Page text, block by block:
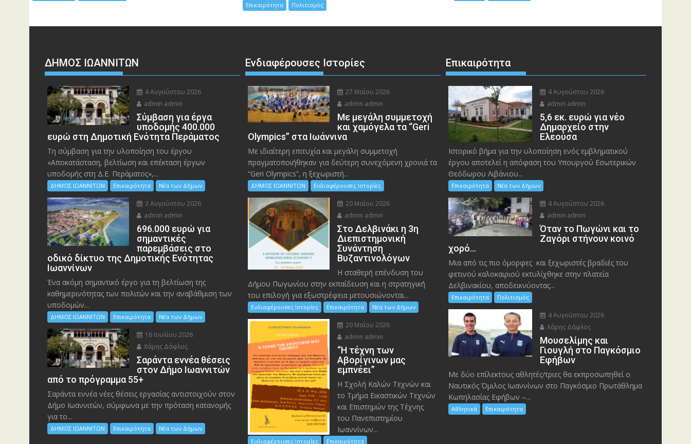
Επικαιρότητα Πολιτισμός
ΔΗΜΟΣ ΙΩΑΝΝΙΤΩΝ
4 Αυγούστου 2026
admin admin
Σύμβαση για έργα
υποδομής 400.000
ευρώ στη Δημοτική Ενότητα Περάματος
Τη σύμβαση για την υλοποίηση του έργου
«Αποκατάσταση, βελτίωση και επέκταση έργων
υποδομής στη Δ.Ε. Περάματος»,...
ΔΗΜΟΣ ΙΩΑΝΝΙΤΩΝ Επικαιρότητα Νέα των Δήμων
3 Αυγούστου 2026
admin admin
696.000 ευρώ για
σημαντικές
παρεμβάσεις στο
οδικό δίκτυο της Δημοτικής Ενότητας
Ιωαννίνων
Ένα ακόμη σημαντικό έργο για τη βελτίωση της
καθημερινότητας των πολιτών και την αναβάθμιση των
υποδομών...
ΔΗΜΟΣ ΙΩΑΝΝΙΤΩΝ Επικαιρότητα Νέα των Δήμων
16 Ιουλίου 2026
Χάρης Δάφλος
Σαράντα εννέα θέσεις
στον Δήμο Ιωαννιτών
από το πρόγραμμα 55+
Σαράντα εννέα νέες θέσεις εργασίας αντιστοιχούν στον
Δήμο Ιωαννιτών, σύμφωνα με την πρόταση κατανομής
για το...
ΔΗΜΟΣ ΙΩΑΝΝΙΤΩΝ Επικαιρότητα Νέα των Δήμων
Ενδιαφέρουσες Ιστορίες
27 Μαΐου 2026
admin admin
Με μεγάλη συμμετοχή
και χαμόγελα τα “Geri
Olympics” στα Ιωάννινα
Με ιδιαίτερη επιτυχία και μεγάλη συμμετοχή
πραγματοποιήθηκαν για δεύτερη συνεχόμενη χρονιά τα
“Geri Olympics”, η ξεχωριστή...
ΔΗΜΟΣ ΙΩΑΝΝΙΤΩΝ Ενδιαφέρουσες Ιστορίες
20 Μαΐου 2026
admin admin
Στο Δελβινάκι η 3η
Διεπιστημονική
Συνάντηση
Βυζαντινολόγων
Η σταθερή επένδυση του
Δήμου Πωγωνίου στην εκπαίδευση και η στρατηγική
του επιλογή για εξωστρέφεια μετουσιώνονται...
Ενδιαφέρουσες Ιστορίες Επικαιρότητα Νέα των Δήμων
20 Μαΐου 2026
admin admin
“Η τέχνη των
Αβορίγινων μας
εμπνέει”
Η Σχολή Καλών Τεχνών και
το Τμήμα Εικαστικών Τεχνών
και Επιστημών της Τέχνης
του Πανεπιστημίου
Ιωαννίνων...
Ενδιαφέρουσες Ιστορίες Επικαιρότητα
Επικαιρότητα
4 Αυγούστου 2026
admin admin
5,6 εκ. ευρώ για νέο
Δημαρχείο στην
Ελεούσα
Ιστορικό βήμα για την υλοποίηση ενός εμβληματικού
έργου αποτελεί η απόφαση του Υπουργού Εσωτερικών
Θεόδωρου Λιβάνιου...
Επικαιρότητα Νέα των Δήμων
4 Αυγούστου 2026
admin admin
Όταν το Πωγώνι και το
Ζαγόρι στήνουν κοινό
χορό…
Μια από τις πιο όμορφες και ξεχωριστές βραδιές του
φετινού καλοκαιριού εκτυλίχθηκε στην πλατεία
Δελβινακίου, αποδεικνύοντας...
Επικαιρότητα Πολιτισμός
4 Αυγούστου 2026
Χάρης Δάφλος
Μουσελίμης και
Γιουγλή στο Παγκόσμιο
Εφήβων
Mε δύο επίλεκτους αθλητές/τριες θα εκπροσωπηθεί ο
Ναυτικός Όμιλος Ιωαννίνων στο Παγκόσμιο Πρωτάθλημα
Κωπηλασίας Εφήβων –...
Αθλητικά Επικαιρότητα